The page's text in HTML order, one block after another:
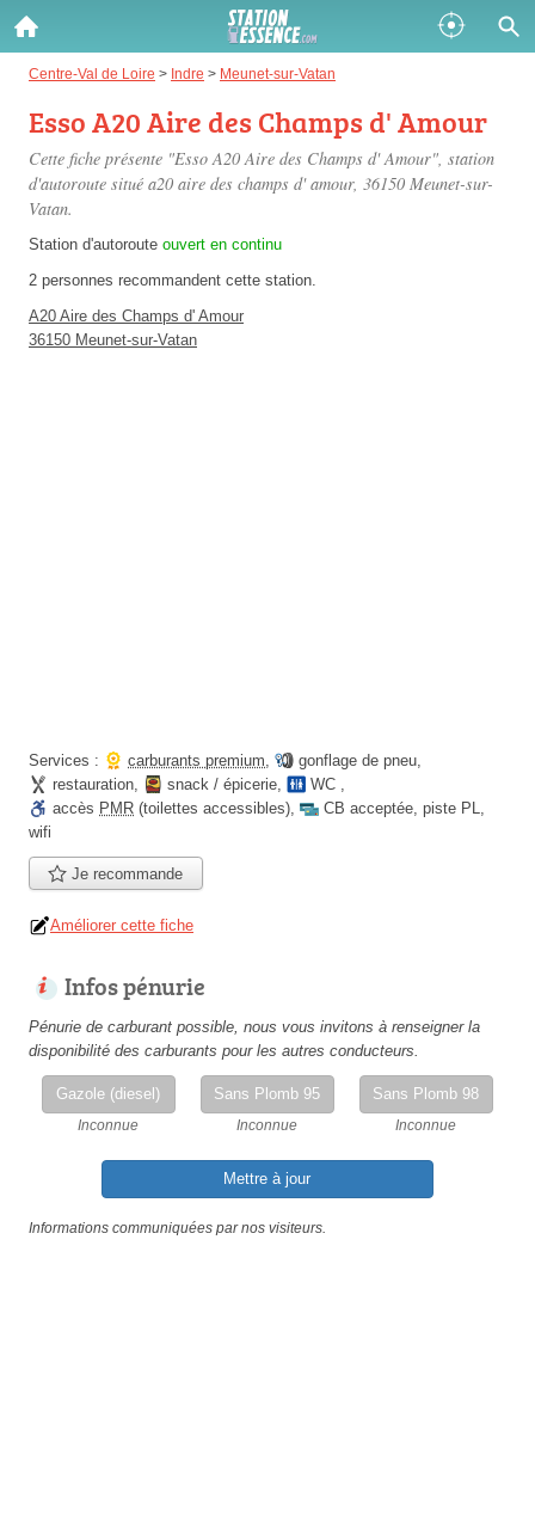
Centre-Val de Loire > Indre > Meunet-sur-Vatan
Esso A20 Aire des Champs d' Amour
Cette fiche présente "Esso A20 Aire des Champs d' Amour", station
d'autoroute situé a20 aire des champs d' amour, 36150 Meunet-sur-
Vatan.
Station d'autoroute ouvert en continu
2 personnes recommandent cette station.
A20 Aire des Champs d' Amour
36150 Meunet-sur-Vatan
Services : carburants premium, gonflage de pneu,
restauration, snack / épicerie, WC ,
accès PMR (toilettes accessibles), CB acceptée, piste PL,
wifi
Je recommande
Améliorer cette fiche
Infos pénurie
Pénurie de carburant possible, nous vous invitons à renseigner la
disponibilité des carburants pour les autres conducteurs.
Gazole (diesel)
Inconnue
Sans Plomb 95
Inconnue
Sans Plomb 98
Inconnue
Mettre à jour
Informations communiquées par nos visiteurs.
Gazole :
Disponible Épuisé
SP 98 :
Disponible